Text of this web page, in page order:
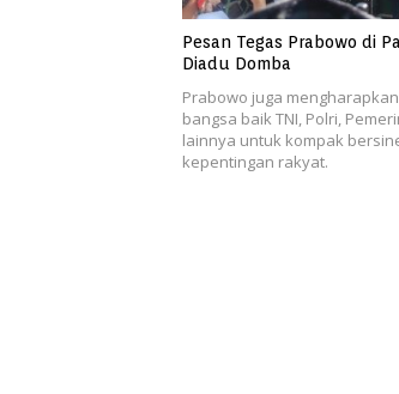
Pesan Tegas Prabowo di
Diadu Domba
Prabowo juga
bangsa baik TNI, Polri,
lainnya untuk kompak
kepentingan rakyat.